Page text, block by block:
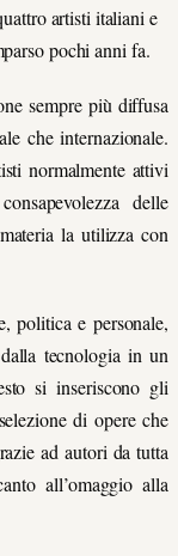
artisti italiani e
pochi anni fa.
sempre più diffusa
che internazionale.
normalmente attivi
delle
la utilizza con
politica e personale,
tecnologia in un
si inseriscono gli
di opere che
ad autori da tutta
all’omaggio alla